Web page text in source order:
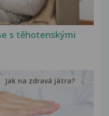
s těhotenskými
Jak na zdravá játra?